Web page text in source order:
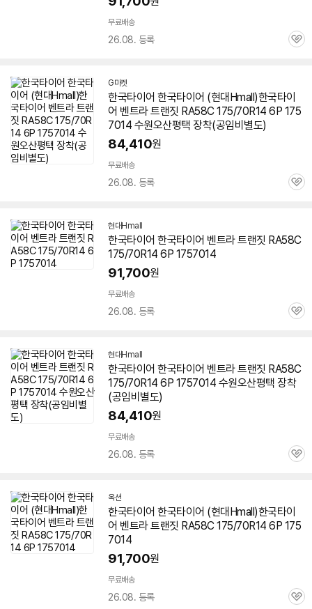
무료배송
26.08. 등록
관
G마켓
한국타이어 한국타이어 (현대Hmall)한국타이
어 벤트라 트랜짓 RA58C 175/70R14 6P 175
7014 수원오산평택 장착(공임비별도)
84,410원
무료배송
26.08. 등록
관
현대Hmall
한국타이어 한국타이어 벤트라 트랜짓 RA58C
175/70R14 6P 1757014
91,700원
무료배송
26.08. 등록
관
현대Hmall
한국타이어 한국타이어 벤트라 트랜짓 RA58C
175/70R14 6P 1757014 수원오산평택 장착
(공임비별도)
84,410원
무료배송
26.08. 등록
관
옥션
한국타이어 한국타이어 (현대Hmall)한국타이
어 벤트라 트랜짓 RA58C 175/70R14 6P 175
7014
91,700원
무료배송
26.08. 등록
관